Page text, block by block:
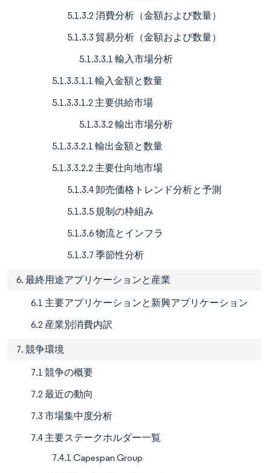
5.1.3.2 消費分析（金額および数量）
5.1.3.3 貿易分析（金額および数量）
5.1.3.3.1 輸入市場分析
5.1.3.3.1.1 輸入金額と数量
5.1.3.3.1.2 主要供給市場
5.1.3.3.2 輸出市場分析
5.1.3.3.2.1 輸出金額と数量
5.1.3.3.2.2 主要仕向地市場
5.1.3.4 卸売価格トレンド分析と予測
5.1.3.5 規制の枠組み
5.1.3.6 物流とインフラ
5.1.3.7 季節性分析
6. 最終用途アプリケーションと産業
6.1 主要アプリケーションと新興アプリケーション
6.2 産業別消費内訳
7. 競争環境
7.1 競争の概要
7.2 最近の動向
7.3 市場集中度分析
7.4 主要ステークホルダー一覧
7.4.1 Capespan Group